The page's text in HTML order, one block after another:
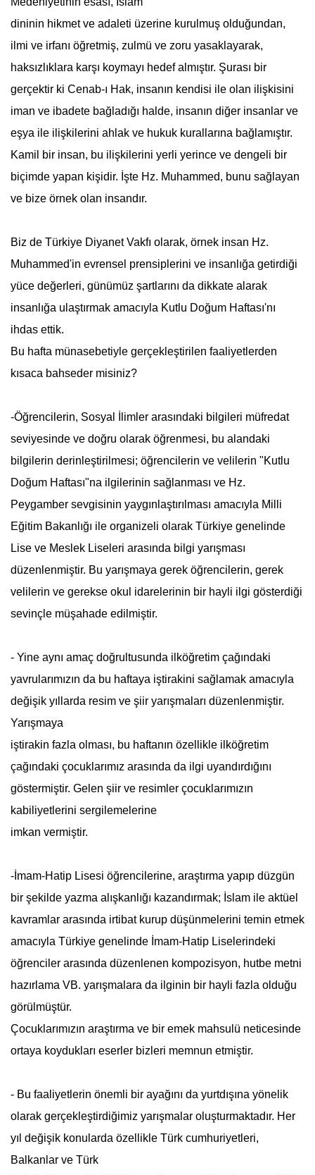
dininin hikmet ve adaleti üzerine kurulmuş olduğundan,
ilmi ve irfanı öğretmiş, zulmü ve zoru yasaklayarak,
haksızlıklara karşı koymayı hedef almıştır. Şurası bir
gerçektir ki Cenab-ı Hak, insanın kendisi ile olan ilişkisini
iman ve ibadete bağladığı halde, insanın diğer insanlar ve
eşya ile ilişkilerini ahlak ve hukuk kurallarına bağlamıştır.
Kamil bir insan, bu ilişkilerini yerli yerince ve dengeli bir
biçimde yapan kişidir. İşte Hz. Muhammed, bunu sağlayan
ve bize örnek olan insandır.
Biz de Türkiye Diyanet Vakfı olarak, örnek insan Hz.
Muhammed'in evrensel prensiplerini ve insanlığa getirdiği
yüce değerleri, günümüz şartlarını da dikkate alarak
insanlığa ulaştırmak amacıyla Kutlu Doğum Haftası'nı
ihdas ettik.
Bu hafta münasebetiyle gerçekleştirilen faaliyetlerden
kısaca bahseder misiniz?
-Öğrencilerin, Sosyal İlimler arasındaki bilgileri müfredat
seviyesinde ve doğru olarak öğrenmesi, bu alandaki
bilgilerin derinleştirilmesi; öğrencilerin ve velilerin "Kutlu
Doğum Haftası"na ilgilerinin sağlanması ve Hz.
Peygamber sevgisinin yaygınlaştırılması amacıyla Milli
Eğitim Bakanlığı ile organizeli olarak Türkiye genelinde
Lise ve Meslek Liseleri arasında bilgi yarışması
düzenlenmiştir. Bu yarışmaya gerek öğrencilerin, gerek
velilerin ve gerekse okul idarelerinin bir hayli ilgi gösterdiği
sevinçle müşahade edilmiştir.
- Yine aynı amaç doğrultusunda ilköğretim çağındaki
yavrularımızın da bu haftaya iştirakini sağlamak amacıyla
değişik yıllarda resim ve şiir yarışmaları düzenlenmiştir.
Yarışmaya
iştirakin fazla olması, bu haftanın özellikle ilköğretim
çağındaki çocuklarımız arasında da ilgi uyandırdığını
göstermiştir. Gelen şiir ve resimler çocuklarımızın
kabiliyetlerini sergilemelerine
imkan vermiştir.
-İmam-Hatip Lisesi öğrencilerine, araştırma yapıp düzgün
bir şekilde yazma alışkanlığı kazandırmak; İslam ile aktüel
kavramlar arasında irtibat kurup düşünmelerini temin etmek
amacıyla Türkiye genelinde İmam-Hatip Liselerindeki
öğrenciler arasında düzenlenen kompozisyon, hutbe metni
hazırlama VB. yarışmalara da ilginin bir hayli fazla olduğu
görülmüştür.
Çocuklarımızın araştırma ve bir emek mahsulü neticesinde
ortaya koydukları eserler bizleri memnun etmiştir.
- Bu faaliyetlerin önemli bir ayağını da yurtdışına yönelik
olarak gerçekleştirdiğimiz yarışmalar oluşturmaktadır. Her
yıl değişik konularda özellikle Türk cumhuriyetleri,
Balkanlar ve Türk